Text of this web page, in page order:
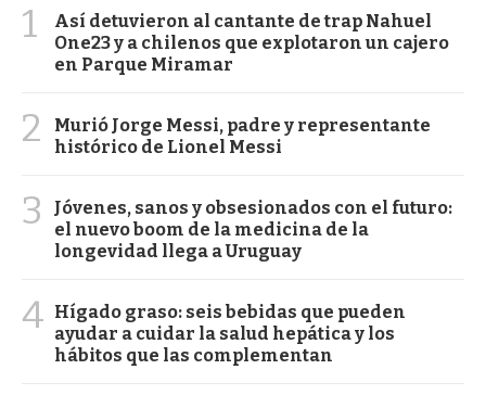
1
Así detuvieron al cantante de trap Nahuel
One23 y a chilenos que explotaron un cajero
en Parque Miramar
2
Murió Jorge Messi, padre y representante
histórico de Lionel Messi
3
Jóvenes, sanos y obsesionados con el futuro:
el nuevo boom de la medicina de la
longevidad llega a Uruguay
4 Hígado graso: seis bebidas que pueden
ayudar a cuidar la salud hepática y los
hábitos que las complementan